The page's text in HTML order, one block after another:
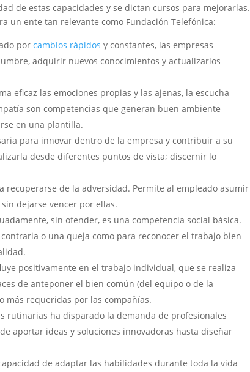
de estas capacidades y se dictan cursos para mejorarlas.
un ente tan relevante como Fundación Telefónica:
porcambios rápidos y constantes, las empresas
adquirir nuevos conocimientos y actualizarlos
eficaz las emociones propias y las ajenas, la escucha
son competencias que generan buen ambiente
en una plantilla.
para innovar dentro de la empresa y contribuir a su
desde diferentes puntos de vista; discernir lo
recuperarse de la adversidad. Permite al empleado asumir
dejarse vencer por ellas.
sin ofender, es una competencia social básica.
o una queja como para reconocer el trabajo bien
positivamente en el trabajo individual, que se realiza
de anteponer el bien común (del equipo o de la
más requeridas por las compañías.
rutinarias ha disparado la demanda de profesionales
aportar ideas y soluciones innovadoras hasta diseñar
de adaptar las habilidades durante toda la vida